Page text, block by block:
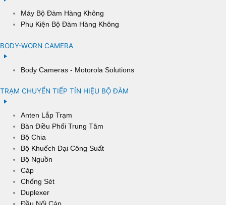
Máy Bộ Đàm Hàng Không
Phụ Kiện Bộ Đàm Hàng Không
BODY-WORN CAMERA
Body Cameras - Motorola Solutions
TRẠM CHUYỂN TIẾP TÍN HIỆU BỘ ĐÀM
Anten Lắp Trạm
Bàn Điều Phối Trung Tâm
Bộ Chia
Bộ Khuếch Đại Công Suất
Bộ Nguồn
Cáp
Chống Sét
Duplexer